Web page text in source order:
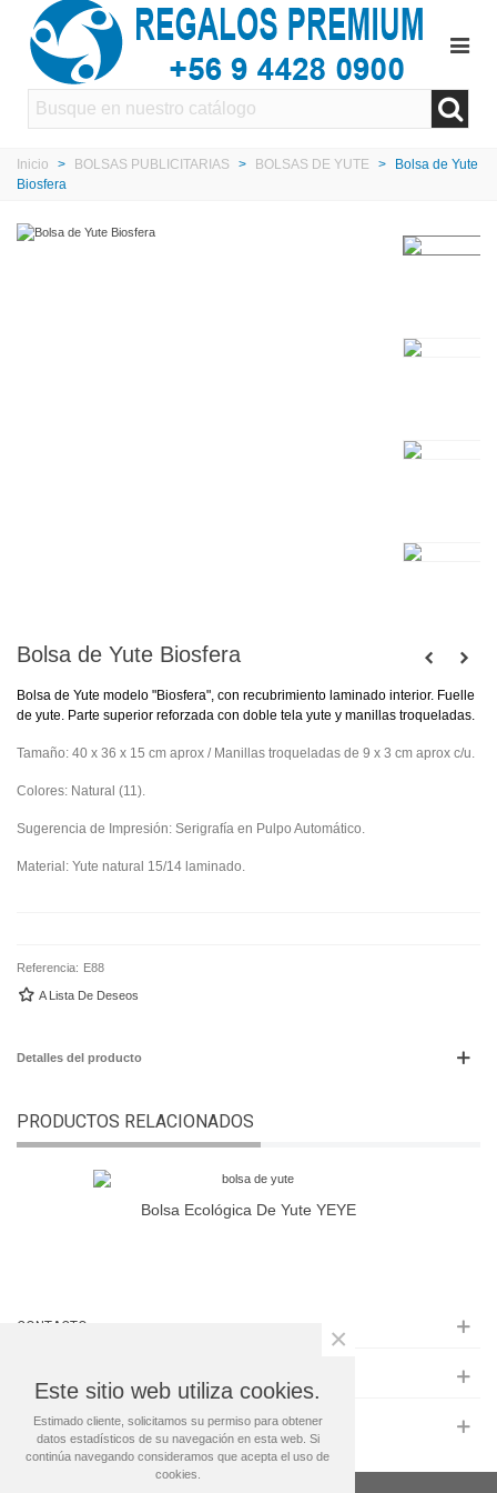
Inicio > BOLSAS PUBLICITARIAS > BOLSAS DE YUTE >
Bolsa de Yute
Biosfera
Bolsa de Yute Biosfera
Bolsa de Yute modelo "Biosfera", con recubrimiento laminado interior. Fuelle
de yute. Parte superior reforzada con doble tela yute y manillas troqueladas.
Tamaño: 40 x 36 x 15 cm aprox / Manillas troqueladas de 9 x 3 cm aprox c/u.
Colores: Natural (11).
Sugerencia de Impresión: Serigrafía en Pulpo Automático.
Material: Yute natural 15/14 laminado.
Referencia: E88
A Lista De Deseos
Detalles del producto
PRODUCTOS RELACIONADOS
Bolsa Ecológica De Yute YEYE
CONTACTO
MAS INFO
Este sitio web utiliza cookies.
Estimado cliente, solicitamos su permiso para obtener
datos estadísticos de su navegación en esta web. Si
continúa navegando consideramos que acepta el uso de
cookies.
×